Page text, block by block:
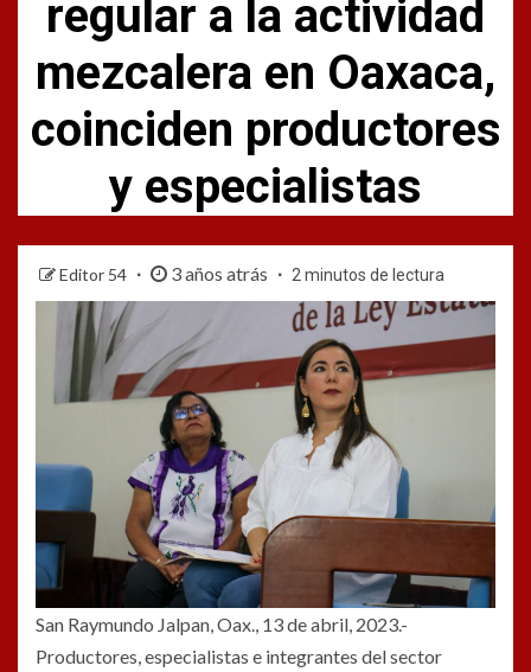
regular a la actividad
mezcalera en Oaxaca,
coinciden productores
y especialistas
Editor 54 3 años atrás 2 minutos de lectura
San Raymundo Jalpan, Oax., 13 de abril, 2023.-
Productores, especialistas e integrantes del sector